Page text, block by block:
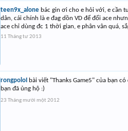
teen9x_alone bác gin ơi cho e hỏi với, e cần
dân, cái chính là e đag dồn VD để đổi ace
ace chỉ dùng đc 1 thời gian, e phân vân quá,
11 Tháng tư 2013
rongpoloI
bài viết "Thanks Game5" của bạn
bạn đã ủng hộ :)
23 Tháng mười một 2012